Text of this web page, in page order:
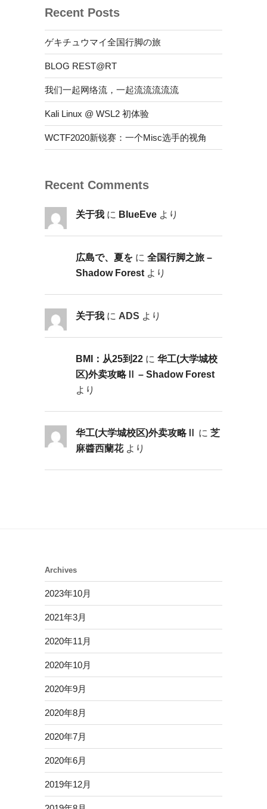
Recent Posts
ゲキチュウマイ全国行脚の旅
BLOG REST@RT
我们一起网络流，一起流流流流流
Kali Linux @ WSL2 初体验
WCTF2020新锐赛：一个Misc选手的视角
Recent Comments
关于我に BlueEveより
広島で、夏をに 全国行脚之旅 –
Shadow Forestより
关于我に ADS より
BMI：从25到22に 华工(大学城校
区)外卖攻略Ⅱ – Shadow Forest
より
华工(大学城校区)外卖攻略Ⅱ に 芝
麻醬西蘭花より
Archives
2023年10月
2021年3月
2020年11月
2020年10月
2020年9月
2020年8月
2020年7月
2020年6月
2019年12月